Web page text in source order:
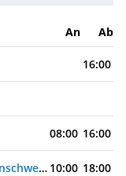
An Ab
16:00
08:00 16:00
Saint John (Neubraunschweig), Kanada 10:00 18:00